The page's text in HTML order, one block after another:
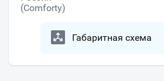
(Comforty)
Габаритная схема